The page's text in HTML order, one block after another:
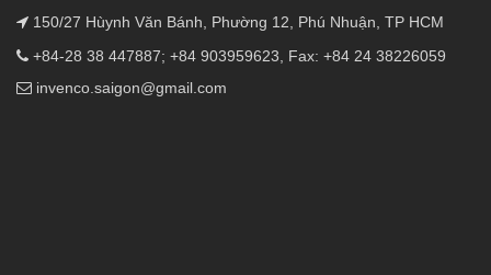
150/27 Hùynh Văn Bánh, Phường 12, Phú Nhuận, TP HCM
+84-28 38 447887; +84 903959623, Fax: +84 24 38226059
invenco.saigon@gmail.com